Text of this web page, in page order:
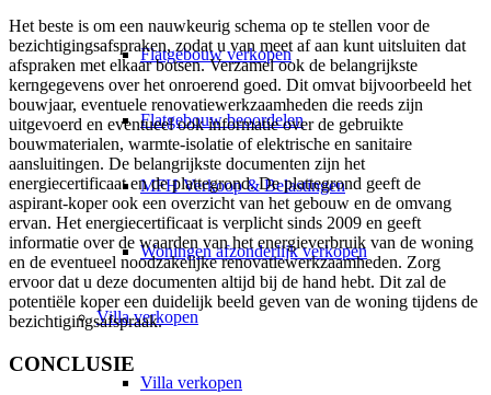
Flatgebouw verkopen
Flatgebouw beoordelen
MFH Verkoop & Belastingen
Woningen afzonderlijk verkopen
Villaverkopen
Villa verkopen
Het beste is om een nauwkeurig schema op te stellen voor de
bezichtigingsafspraken, zodat u van meet af aan kunt uitsluiten dat
afspraken met elkaar botsen. Verzamel ook de belangrijkste
kerngegevens over het onroerend goed. Dit omvat bijvoorbeeld het
bouwjaar, eventuele renovatiewerkzaamheden die reeds zijn
uitgevoerd en eventueel ook informatie over de gebruikte
bouwmaterialen, warmte-isolatie of elektrische en sanitaire
aansluitingen. De belangrijkste documenten zijn het
energiecertificaat en de plattegrond. De plattegrond geeft de
aspirant-koper ook een overzicht van het gebouw en de omvang
ervan. Het energiecertificaat is verplicht sinds 2009 en geeft
informatie over de waarden van het energieverbruik van de woning
en de eventueel noodzakelijke renovatiewerkzaamheden. Zorg
ervoor dat u deze documenten altijd bij de hand hebt. Dit zal de
potentiële koper een duidelijk beeld geven van de woning tijdens de
bezichtigingsafspraak.
CONCLUSIE